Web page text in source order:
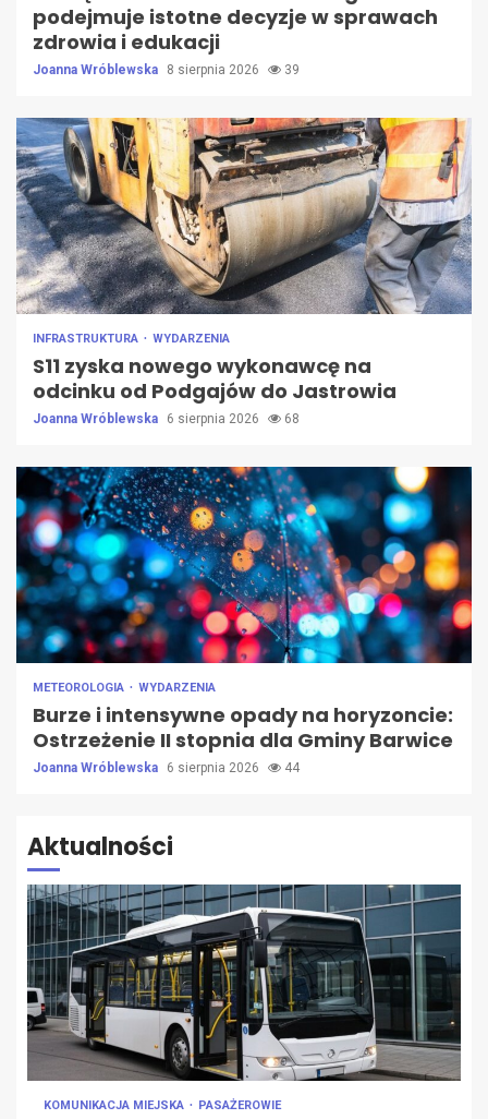
podejmuje istotne decyzje w sprawach
zdrowia i edukacji
Joanna Wróblewska 8 sierpnia 2026 39
INFRASTRUKTURA WYDARZENIA
S11 zyska nowego wykonawcę na
odcinku od Podgajów do Jastrowia
Joanna Wróblewska 6 sierpnia 2026 68
METEOROLOGIA WYDARZENIA
Burze i intensywne opady na horyzoncie:
Ostrzeżenie II stopnia dla Gminy Barwice
Joanna Wróblewska 6 sierpnia 2026 44
Aktualności
KOMUNIKACJA MIEJSKA PASAŻEROWIE